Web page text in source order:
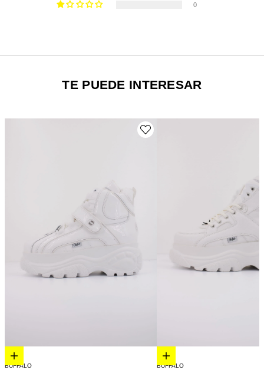
0
TE PUEDE INTERESAR
Elige opciones
BUFFALO
Elige opciones
BUFFALO